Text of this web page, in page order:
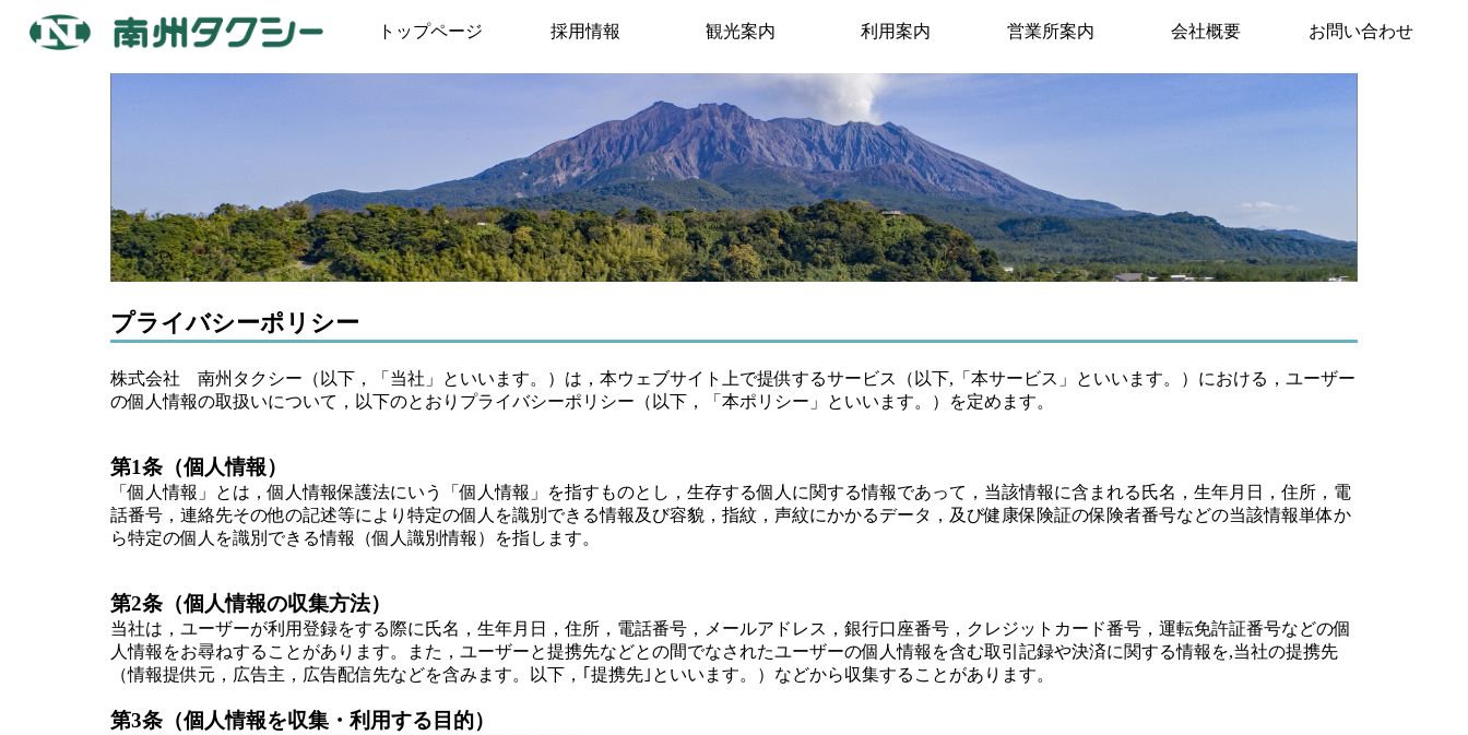
トップページ 採用情報 観光案内 利用案内 営業所案内 会社概要 お問い合わせ
プライバシーポリシー
株式会社 南州タクシー（以下，「当社」といいます。）は，本ウェブサイト上で提供するサービス（以下,「本サービス」といいます。）における，ユーザー
の個人情報の取扱いについて，以下のとおりプライバシーポリシー（以下，「本ポリシー」といいます。）を定めます。
第1条（個人情報）
「個人情報」とは，個人情報保護法にいう「個人情報」を指すものとし，生存する個人に関する情報であって，当該情報に含まれる氏名，生年月日，住所，電
話番号，連絡先その他の記述等により特定の個人を識別できる情報及び容貌，指紋，声紋にかかるデータ，及び健康保険証の保険者番号などの当該情報単体か
ら特定の個人を識別できる情報（個人識別情報）を指します。
第2条（個人情報の収集方法）
当社は，ユーザーが利用登録をする際に氏名，生年月日，住所，電話番号，メールアドレス，銀行口座番号，クレジットカード番号，運転免許証番号などの個
人情報をお尋ねすることがあります。また，ユーザーと提携先などとの間でなされたユーザーの個人情報を含む取引記録や決済に関する情報を,当社の提携先
（情報提供元，広告主，広告配信先などを含みます。以下，｢提携先｣といいます。）などから収集することがあります。
第3条（個人情報を収集・利用する目的）